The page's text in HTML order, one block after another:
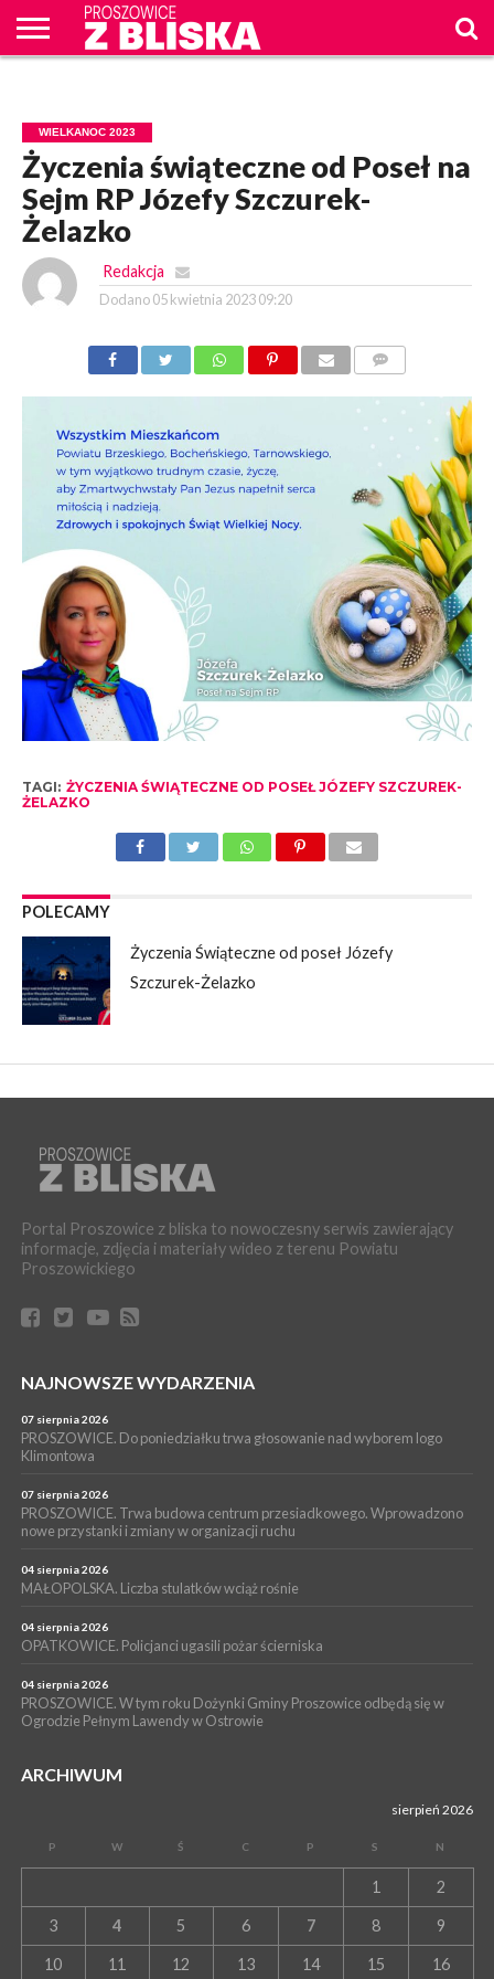
PROSZOWICE
Z BLISKA
WIELKANOC 2023
Życzenia świąteczne od Poseł na
Sejm RP Józefy Szczurek-
Żelazko
Redakcja
Dodano 05 kwietnia 2023 09:20
TAGI: ŻYCZENIA ŚWIĄTECZNE OD POSEŁ JÓZEFY SZCZUREK-
ŻELAZKO
POLECAMY
Życzenia Świąteczne od poseł Józefy
Szczurek-Żelazko
Portal Proszowice z bliska to nowoczesny serwis zawierający
informacje, zdjęcia i materiały wideo z terenu Powiatu
Proszowickiego
NAJNOWSZE WYDARZENIA
07 sierpnia 2026
PROSZOWICE. Do poniedziałku trwa głosowanie nad wyborem logo
Klimontowa
07 sierpnia 2026
PROSZOWICE. Trwa budowa centrum przesiadkowego. Wprowadzono
nowe przystanki i zmiany w organizacji ruchu
04 sierpnia 2026
MAŁOPOLSKA. Liczba stulatków wciąż rośnie
04 sierpnia 2026
OPATKOWICE. Policjanci ugasili pożar ścierniska
04 sierpnia 2026
PROSZOWICE. W tym roku Dożynki Gminy Proszowice odbędą się w
Ogrodzie Pełnym Lawendy w Ostrowie
ARCHIWUM
sierpień 2026
P W Ś C P S N
1 2
3 4 5 6 7 8 9
10 11 12 13 14 15 16